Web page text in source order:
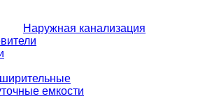
Наружная канализация
емкости